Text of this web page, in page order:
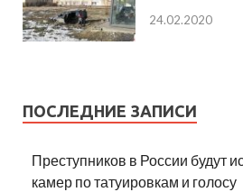
24.02.2020
ПОСЛЕДНИЕ ЗАПИСИ
Преступников в России будут
камер по татуировкам и голосу